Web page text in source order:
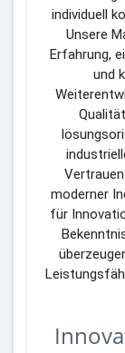
individuell
Unsere
Erfahrung,
und
moderner
für